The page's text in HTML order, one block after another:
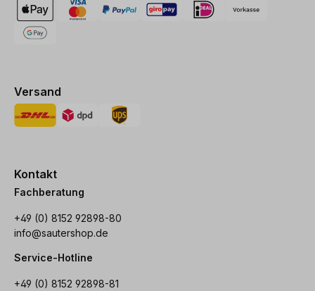
Versand
Kontakt
Fachberatung
+49 (0) 8152 92898-80
info@sautershop.de
Service-Hotline
+49 (0) 8152 92898-81